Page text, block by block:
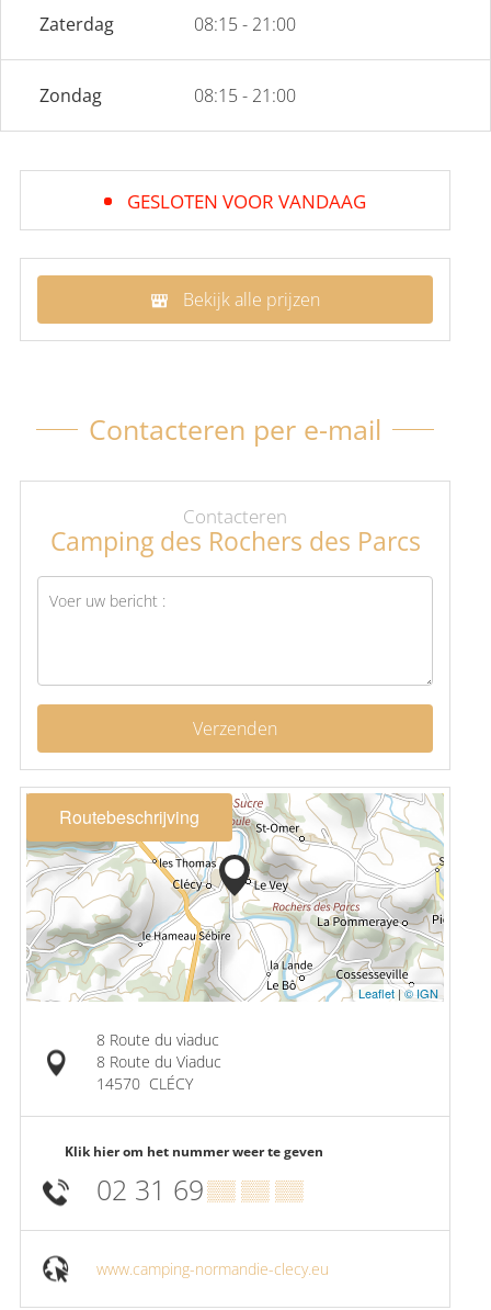
Zaterdag 08:15 - 21:00
Zondag 08:15 - 21:00
GESLOTEN VOOR VANDAAG
Bekijk alle prijzen
Contacteren per e-mail
Contacteren
Camping des Rochers des Parcs
Verzenden
Routebeschrijving
Leaflet|© IGN
8 Route du viaduc
8 Route du Viaduc
14570 CLÉCY
Klik hier om het nummer weer te geven
02 31 69▒▒ ▒▒ ▒▒
www.camping-normandie-clecy.eu